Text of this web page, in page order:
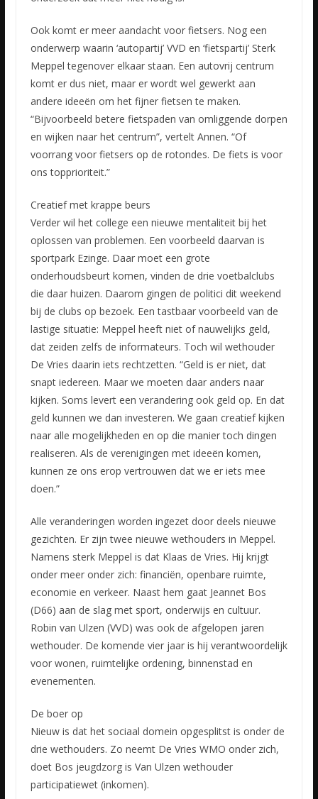
Ook komt er meer aandacht voor fietsers. Nog een
onderwerp waarin ‘autopartij’ VVD en ‘fietspartij’ Sterk
Meppel tegenover elkaar staan. Een autovrij centrum
komt er dus niet, maar er wordt wel gewerkt aan
andere ideeën om het fijner fietsen te maken.
“Bijvoorbeeld betere fietspaden van omliggende dorpen
en wijken naar het centrum”, vertelt Annen. “Of
voorrang voor fietsers op de rotondes. De fiets is voor
ons topprioriteit.”
Creatief met krappe beurs
Verder wil het college een nieuwe mentaliteit bij het
oplossen van problemen. Een voorbeeld daarvan is
sportpark Ezinge. Daar moet een grote
onderhoudsbeurt komen, vinden de drie voetbalclubs
die daar huizen. Daarom gingen de politici dit weekend
bij de clubs op bezoek. Een tastbaar voorbeeld van de
lastige situatie: Meppel heeft niet of nauwelijks geld,
dat zeiden zelfs de informateurs. Toch wil wethouder
De Vries daarin iets rechtzetten. “Geld is er niet, dat
snapt iedereen. Maar we moeten daar anders naar
kijken. Soms levert een verandering ook geld op. En dat
geld kunnen we dan investeren. We gaan creatief kijken
naar alle mogelijkheden en op die manier toch dingen
realiseren. Als de verenigingen met ideeën komen,
kunnen ze ons erop vertrouwen dat we er iets mee
doen.”
Alle veranderingen worden ingezet door deels nieuwe
gezichten. Er zijn twee nieuwe wethouders in Meppel.
Namens sterk Meppel is dat Klaas de Vries. Hij krijgt
onder meer onder zich: financiën, openbare ruimte,
economie en verkeer. Naast hem gaat Jeannet Bos
(D66) aan de slag met sport, onderwijs en cultuur.
Robin van Ulzen (VVD) was ook de afgelopen jaren
wethouder. De komende vier jaar is hij verantwoordelijk
voor wonen, ruimtelijke ordening, binnenstad en
evenementen.
De boer op
Nieuw is dat het sociaal domein opgesplitst is onder de
drie wethouders. Zo neemt De Vries WMO onder zich,
doet Bos jeugdzorg is Van Ulzen wethouder
participatiewet (inkomen).